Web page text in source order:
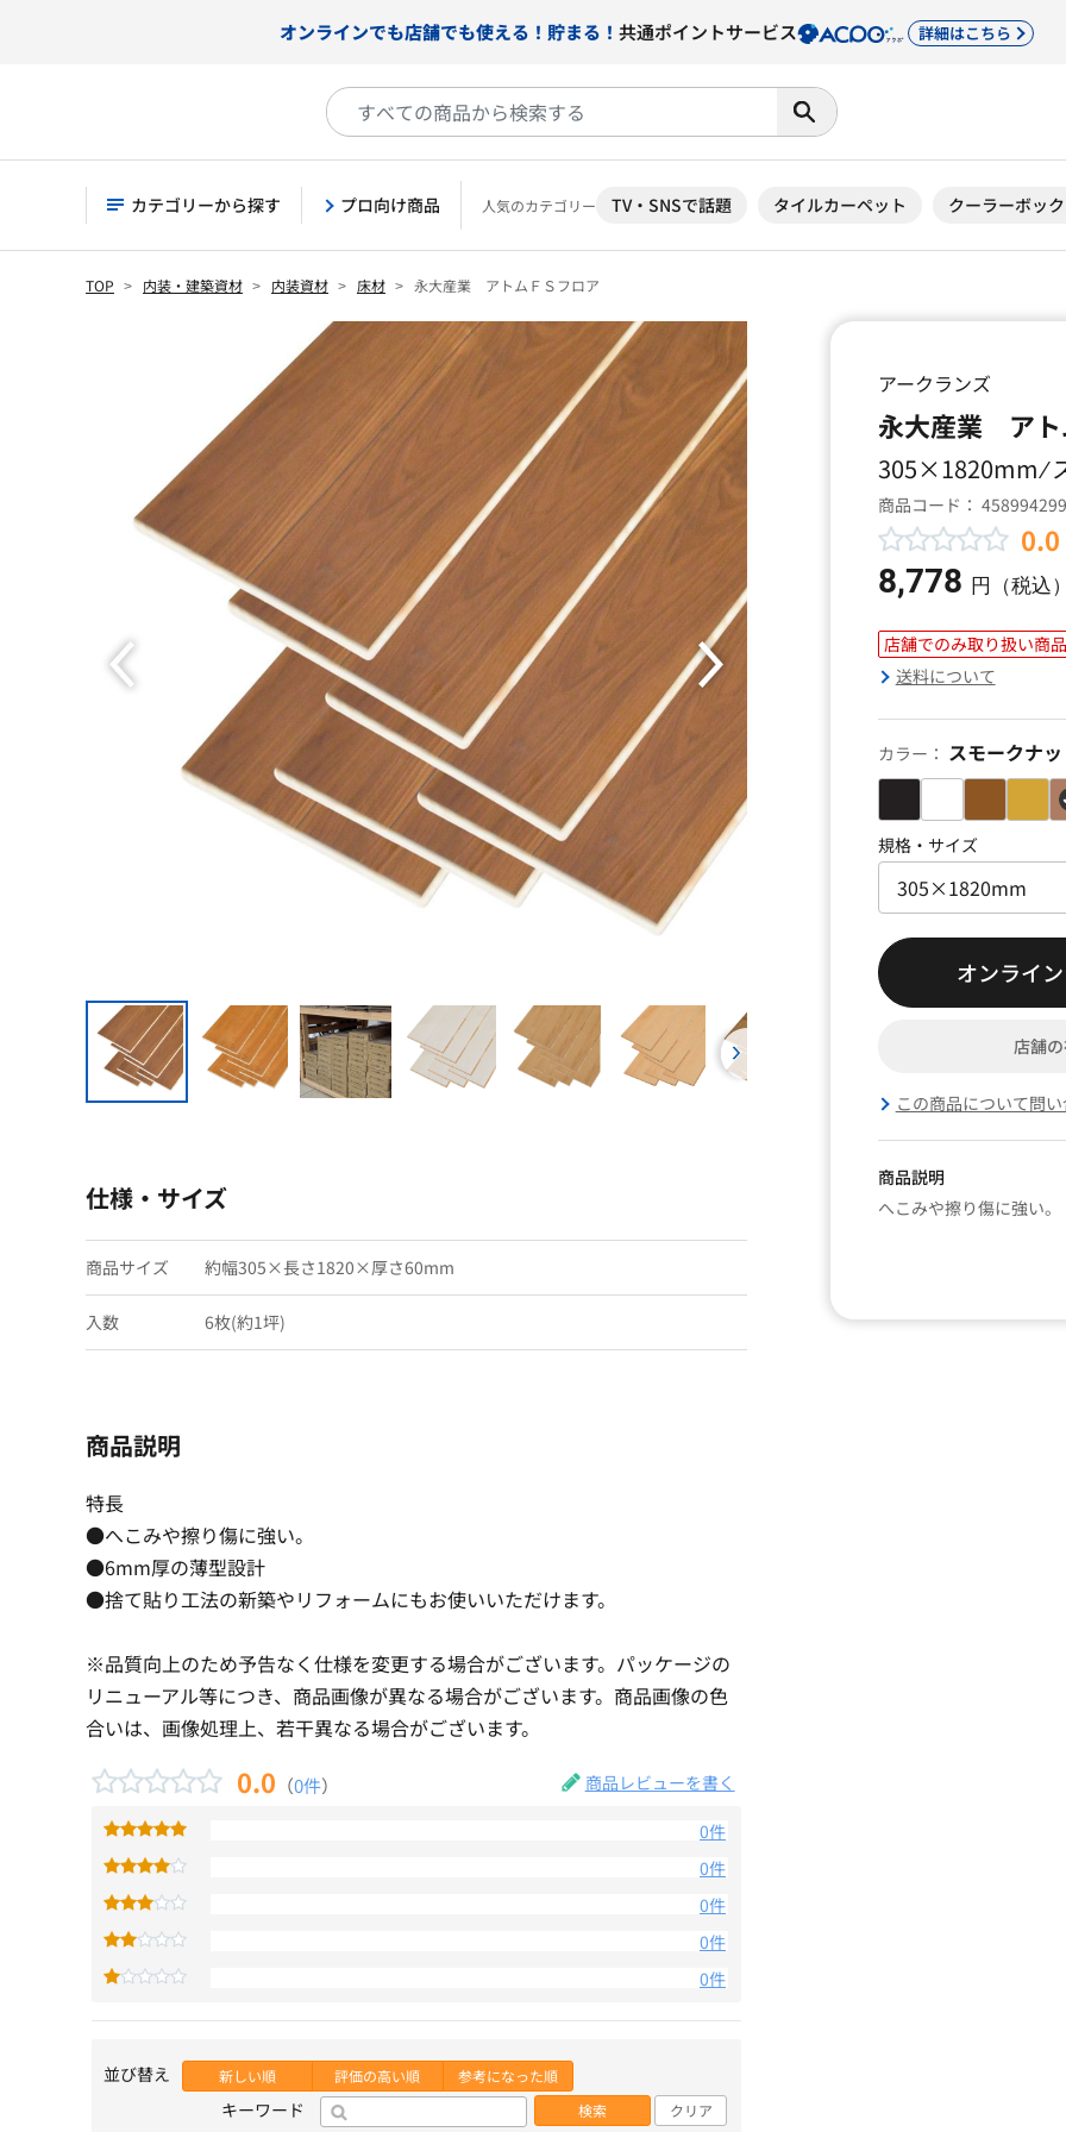
オンラインでも店舗でも使える！貯まる！ 共通ポイントサービス 詳細はこちら
カテゴリーから探す プロ向け商品 人気のカテゴリー TV・SNSで話題 タイルカーペット クーラーボッ
TOP 内装・建築資材 内装資材 床材 永大産業 アトムＦＳフロア
アークランズ
永大産業 アト
305×1820mm ⁄
商品コード：
0.0
8,778 円（税込
店舗でのみ取り扱い商品
送料について
カラー： スモークナ
規格・サイズ
オンライ
店舗
この商品について問
商品説明
へこみや擦り傷に強い。
仕様・サイズ
商品サイズ 約幅305×長さ1820×厚さ60mm
入数 6枚(約1坪)
商品説明
特長
●へこみや擦り傷に強い。
●6mm厚の薄型設計
●捨て貼り工法の新築やリフォームにもお使いいただけます。
※品質向上のため予告なく仕様を変更する場合がございます。パッケージの
リニューアル等につき、商品画像が異なる場合がございます。商品画像の色
合いは、画像処理上、若干異なる場合がございます。
0.0 （0件） 商品レビューを書く
0件
0件
0件
0件
0件
並び替え 新しい順 評価の高い順 参考になった順
キーワード 検索 クリア